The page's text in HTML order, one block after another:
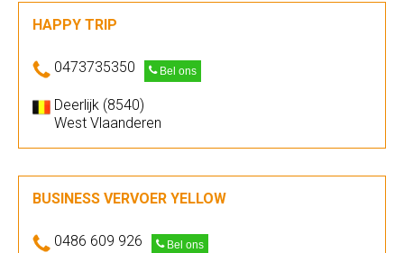
HAPPY TRIP
0473735350 Bel ons
Deerlijk (8540)
West Vlaanderen
BUSINESS VERVOER YELLOW
0486 609 926 Bel ons